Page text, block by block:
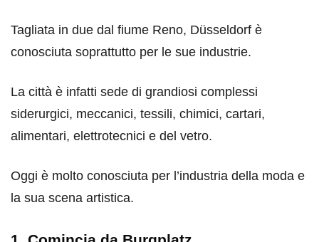
Tagliata in due dal fiume Reno, Düsseldorf è
conosciuta soprattutto per le sue industrie.
La città è infatti sede di grandiosi complessi
siderurgici, meccanici, tessili, chimici, cartari,
alimentari, elettrotecnici e del vetro.
Oggi è molto conosciuta per l’industria della moda e
la sua scena artistica.